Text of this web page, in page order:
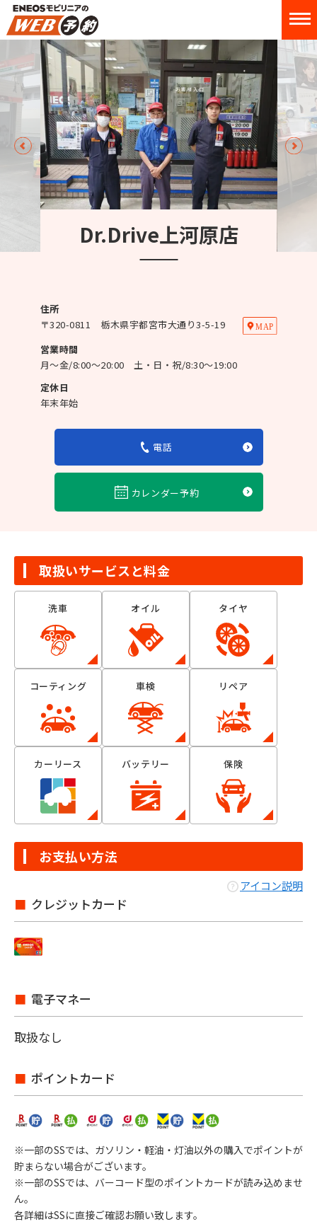
Dr.Drive上河原店
住所
〒320-0811
栃木県宇都宮市大通り3-5-19
営業時間
月～金/8:00～20:00 土・日・祝/8:30～19:00
定休日
年末年始
電話
カレンダー予約
取扱いサービスと料金
洗車 オイル タイヤ
コーティング 車検 リペア
カーリース バッテリー 保険
お支払い方法
アイコン説明
クレジットカード
電子マネー
取扱なし
ポイントカード
※一部のSSでは、ガソリン・軽油・灯油以外の購入でポイントが
貯まらない場合がございます。
※一部のSSでは、バーコード型のポイントカードが読み込めませ
ん。
各詳細はSSに直接ご確認お願い致します。